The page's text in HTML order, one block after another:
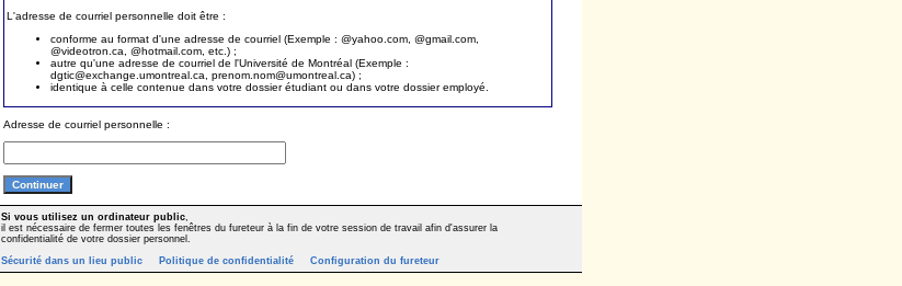
L'adresse de courriel personnelle doit être :
conforme au format d'une adresse de courriel (Exemple : @yahoo.com, @gmail.com,
@videotron.ca, @hotmail.com, etc.) ;
autre qu'une adresse de courriel de l'Université de Montréal (Exemple :
dgtic@exchange.umontreal.ca, prenom.nom@umontreal.ca) ;
identique à celle contenue dans votre dossier étudiant ou dans votre dossier employé.
Adresse de courriel personnelle :
Si vous utilisez un ordinateur public,
il est nécessaire de fermer toutes les fenêtres du fureteur à la fin de votre session de travail afin d'assurer la
confidentialité de votre dossier personnel.
Sécurité dans un lieu public
Politique de confidentialité Configuration du fureteur